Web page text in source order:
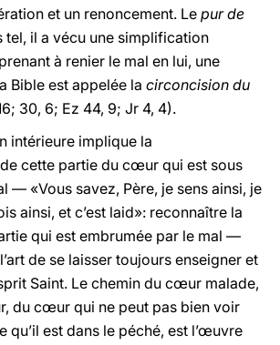
et un renoncement. Le pur de
tel, il a vécu une simplification
à renier le mal en lui, une
Bible est appelée la circoncision du
30, 6; Ez 44, 9; Jr 4, 4).
intérieure implique la
cette partie du cœur qui est sous
— «Vous savez, Père, je sens ainsi, je
ainsi, et c’est laid»: reconnaître la
qui est embrumée par le mal —
de se laisser toujours enseigner et
Saint. Le chemin du cœur malade,
du cœur qui ne peut pas bien voir
qu’il est dans le péché, est l’œuvre